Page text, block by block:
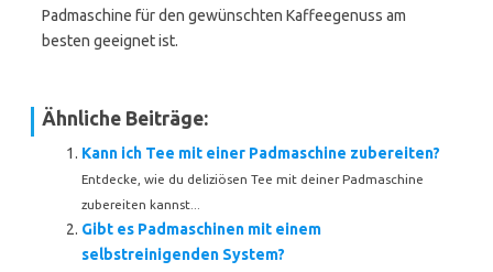
Padmaschine für den gewünschten Kaffeegenuss am
besten geeignet ist.
Ähnliche Beiträge:
Kann ich Tee mit einer Padmaschine zubereiten?
Entdecke, wie du deliziösen Tee mit deiner Padmaschine
zubereiten kannst...
Gibt es Padmaschinen mit einem
selbstreinigenden System?